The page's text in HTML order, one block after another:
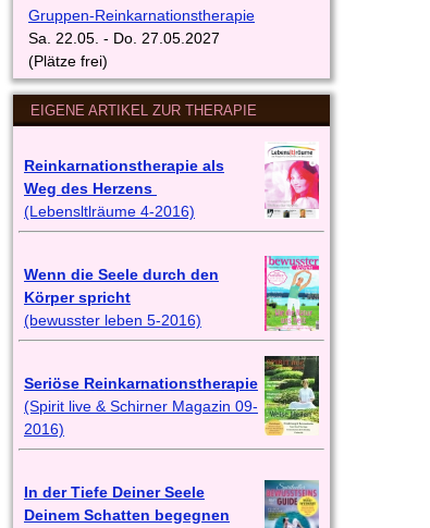
Gruppen-Reinkarnationstherapie
Sa. 22.05. - Do. 27.05.2027
(Plätze frei)
EIGENE ARTIKEL ZUR THERAPIE
Reinkarnationstherapie als
Weg des Herzens
(Lebensltlräume 4-2016)
Wenn die Seele durch den
Körper spricht
(bewusster leben 5-2016)
Seriöse Reinkarnationstherapie
(Spirit live & Schirner Magazin 09-
2016)
In der Tiefe Deiner Seele
Deinem Schatten begegnen